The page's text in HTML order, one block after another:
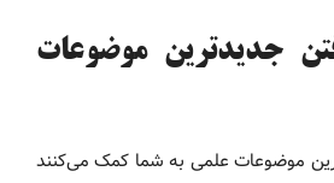
جدیدترین موضوعات
موضوعات علمی به شما کمک می‌کنند